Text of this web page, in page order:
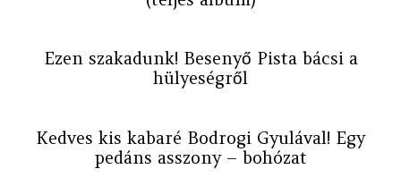
Ezen szakadunk! Besenyő Pista bácsi a
hülyeségről
Kedves kis kabaré Bodrogi Gyulával! Egy
pedáns asszony – bohózat